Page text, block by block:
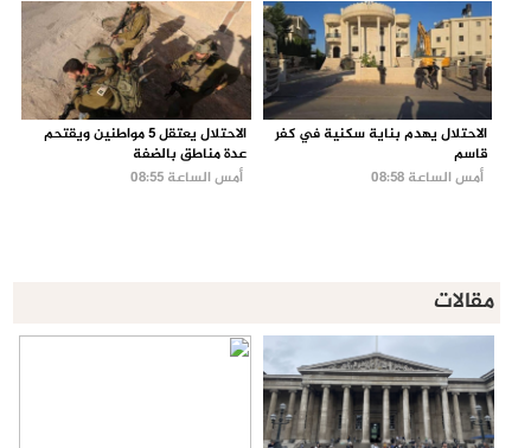
الاحتلال يهدم بناية سكنية في كفر
قاسم
أمس الساعة 08:58
الاحتلال يعتقل 5 مواطنين ويقتحم
عدة مناطق بالضفة
أمس الساعة 08:55
مقالات